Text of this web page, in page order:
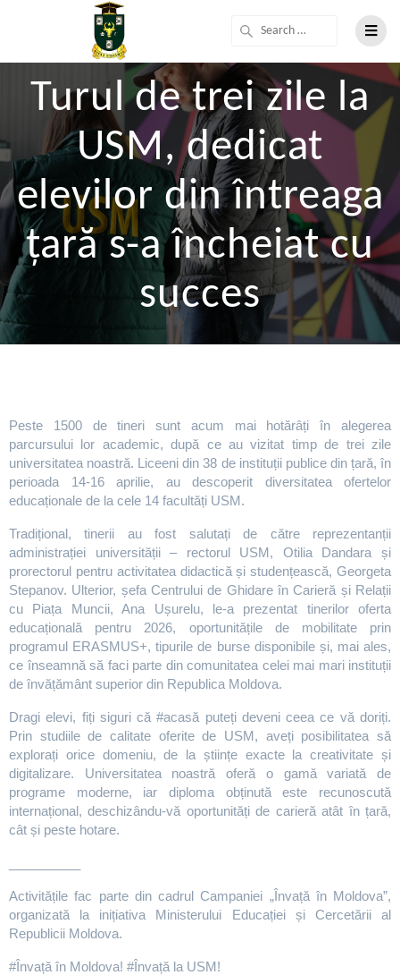
Turul de trei zile la
USM, dedicat
elevilor din întreaga
țară s-a încheiat cu
succes
Peste 1500 de tineri sunt acum mai hotărâți în alegerea
parcursului lor academic, după ce au vizitat timp de trei zile
universitatea noastră. Liceeni din 38 de instituții publice din țară, în
perioada 14-16 aprilie, au descoperit diversitatea ofertelor
educaționale de la cele 14 facultăți USM.
Tradițional, tinerii au fost salutați de către reprezentanții
administrației universității – rectorul USM, Otilia Dandara și
prorectorul pentru activitatea didactică și studențească, Georgeta
Stepanov. Ulterior, șefa Centrului de Ghidare în Carieră și Relații
cu Piața Muncii, Ana Ușurelu, le-a prezentat tinerilor oferta
educațională pentru 2026, oportunitățile de mobilitate prin
programul ERASMUS+, tipurile de burse disponibile și, mai ales,
ce înseamnă să faci parte din comunitatea celei mai mari instituții
de învățământ superior din Republica Moldova.
Dragi elevi, fiți siguri că #acasă puteți deveni ceea ce vă doriți.
Prin studiile de calitate oferite de USM, aveți posibilitatea să
explorați orice domeniu, de la științe exacte la creativitate și
digitalizare. Universitatea noastră oferă o gamă variată de
programe moderne, iar diploma obținută este recunoscută
internațional, deschizându-vă oportunități de carieră atât în țară,
cât și peste hotare.
Activitățile fac parte din cadrul Campaniei „Învață în Moldova”,
organizată la inițiativa Ministerului Educației și Cercetării al
Republicii Moldova.
#Învață în Moldova! #Învață la USM!